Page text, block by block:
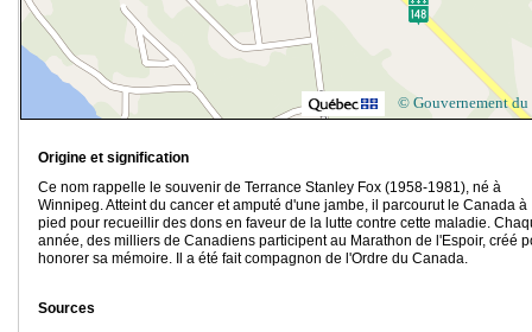
© Gouvernement du
Origine et signification
Ce nom rappelle le souvenir de Terrance Stanley Fox (1958-1981), né à
Winnipeg. Atteint du cancer et amputé d'une jambe, il parcourut le Canada à
pied pour recueillir des dons en faveur de la lutte contre cette maladie.
année, des milliers de Canadiens participent au Marathon de l'Espoir, créé
honorer sa mémoire. Il a été fait compagnon de l'Ordre du Canada.
Sources